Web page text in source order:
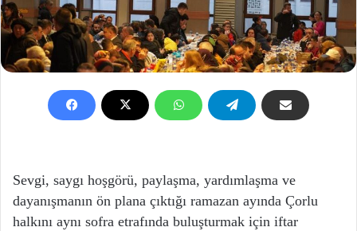
Sevgi, saygı hoşgörü, paylaşma, yardımlaşma ve
dayanışmanın ön plana çıktığı ramazan ayında Çorlu
halkını aynı sofra etrafında buluşturmak için iftar